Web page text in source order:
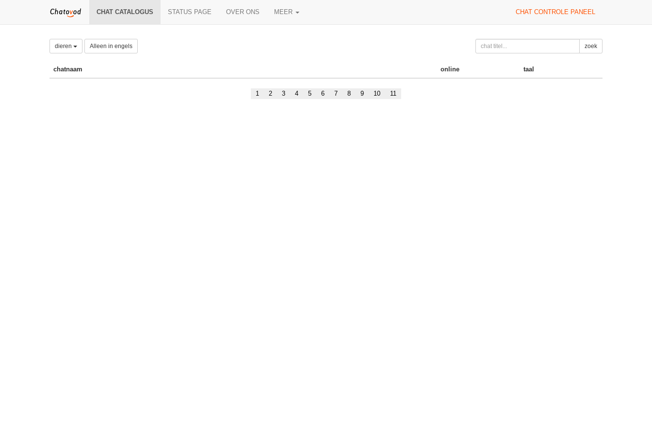
CHAT CATALOGUS STATUS PAGE OVER ONS MEER CHAT CONTROLE PANEEL
dieren Alleen in engels zoek
chatnaam online taal
1 2 3 4 5 6 7 8 9 10 11